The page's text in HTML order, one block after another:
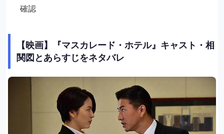
確認
【映画】『マスカレード・ホテル』キャスト・相
関図とあらすじをネタバレ